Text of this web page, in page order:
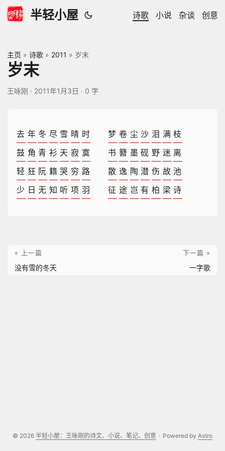
半轻小屋 诗歌 小说 杂谈 创意
主页 » 诗歌 » 2011 » 岁末
岁末
王咏刚 · 2011年1月3日 · 0 字
去 年 冬 尽 雪 晴 时 梦 卷 尘 沙 泪 满 枝
鼓 角 青 衫 天 寂 寞 书 簪 墨 砚 野 迷 离
轻 狂 阮 籍 哭 穷 路 散 逸 陶 潜 伤 故 池
少 日 无 知 听 项 羽 征 途 岂 有 柏 梁 诗
« 上一篇
没有雪的冬天
下一篇 »
一字歌
© 2026 半轻小屋：王咏刚的诗文、小说、笔记、创意 · Powered by Astro